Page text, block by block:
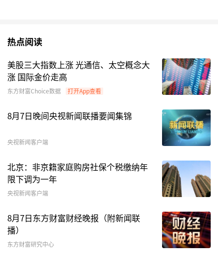
预计行情将转为盈利驱动
疫情黄金坑行情之后的市场趋势，我们认为与
2020年会有一定相似度，不同之处在于，今年下
退出可能会慢一些，整体看下半年是震荡格局的概
率更大。近期市场结构从分化转向收敛，也反映出
本轮黄金坑行情修复期尾声信号。中报预告对近期
市场影响尚偏正面，关注后续演变。
总的来说，市场从4月底以来，处于“黄金坑”后
否趋缓以及金融市场流动性边际变化，这两者近期
都有一些变化的初步迹象，市场也从单边修复期有
所降速，后续预计行情将更多转为盈利驱动。近期
热点阅读
美股三大指数上涨 光通信、太空概念大
涨 国际金价走高
东方财富Choice数据 打开App查看
8月7日晚间央视新闻联播要闻集锦
央视新闻客户端
北京：非京籍家庭购房社保个税缴纳年
限下调为一年
央视新闻客户端
8月7日东方财富财经晚报（附新闻联
播）
东方财富研究中心